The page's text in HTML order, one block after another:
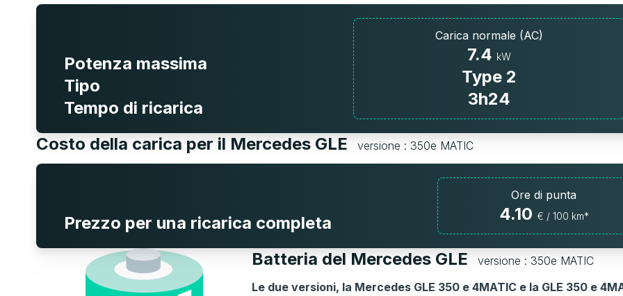
Potenza massima
Tipo
Tempo di ricarica
Carica normale (AC)
7.4 kW
Type 2
3h24
Costo della carica per il Mercedes GLE versione : 350e MATIC
Prezzo per una ricarica completa
Ore di punta
4.10 € / 100 km*
Batteria del Mercedes GLE
versione : 350e MATIC
Le due versioni, la Mercedes GLE 350 e 4MATIC e la GLE 350 e